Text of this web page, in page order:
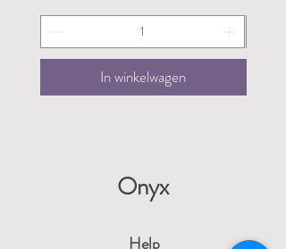
In winkelwagen
Onyx
Help